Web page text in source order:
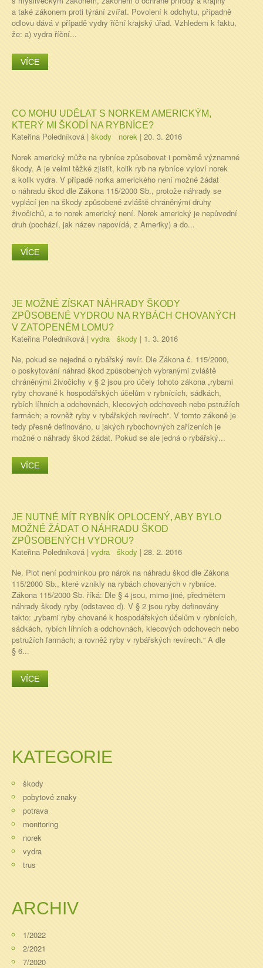
a také zákonem proti týrání zvířat. Povolení k odchytu, případně
odlovu dává v případě vydry říční krajský úřad. Vzhledem k faktu,
že: a) vydra říční...
VÍCE
CO MOHU UDĚLAT S NORKEM AMERICKÝM,
KTERÝ MI ŠKODÍ NA RYBNÍCE?
Kateřina Poledníková | škody norek | 20. 3. 2016
Norek americký může na rybníce způsobovat i poměrně významné
škody. A je velmi těžké zjistit, kolik ryb na rybníce vyloví norek
a kolik vydra. V případě norka amerického není možné žádat
o náhradu škod dle Zákona 115/2000 Sb., protože náhrady se
vyplácí jen na škody způsobené zvláště chráněnými druhy
živočichů, a to norek americký není. Norek americký je nepůvodní
druh (pochází, jak název napovídá, z Ameriky) a do...
VÍCE
JE MOŽNÉ ZÍSKAT NÁHRADY ŠKODY
ZPŮSOBENÉ VYDROU NA RYBÁCH CHOVANÝCH
V ZATOPENÉM LOMU?
Kateřina Poledníková | vydra škody | 1. 3. 2016
Ne, pokud se nejedná o rybářský revír. Dle Zákona č. 115/2000,
o poskytování náhrad škod způsobených vybranými zvláště
chráněnými živočichy v § 2 jsou pro účely tohoto zákona „rybami
ryby chované k hospodářských účelům v rybnících, sádkách,
rybích líhních a odchovnách, klecových odchovech nebo pstružích
farmách; a rovněž ryby v rybářských revírech“. V tomto zákoně je
tedy přesně definováno, u jakých rybochovných zařízeních je
možné o náhrady škod žádat. Pokud se ale jedná o rybářský...
VÍCE
JE NUTNÉ MÍT RYBNÍK OPLOCENÝ, ABY BYLO
MOŽNÉ ŽÁDAT O NÁHRADU ŠKOD
ZPŮSOBENÝCH VYDROU?
Kateřina Poledníková | vydra škody | 28. 2. 2016
Ne. Plot není podmínkou pro nárok na náhradu škod dle Zákona
115/2000 Sb., které vznikly na rybách chovaných v rybníce.
Zákona 115/2000 Sb. říká: Dle § 4 jsou, mimo jiné, předmětem
náhrady škody ryby (odstavec d). V § 2 jsou ryby definovány
takto: „rybami ryby chované k hospodářských účelům v rybnících,
sádkách, rybích líhních a odchovnách, klecových odchovech nebo
pstružích farmách; a rovněž ryby v rybářských revírech.“ A dle
§ 6...
VÍCE
KATEGORIE
škody
pobytové znaky
potrava
monitoring
norek
vydra
trus
ARCHIV
1/2022
2/2021
7/2020